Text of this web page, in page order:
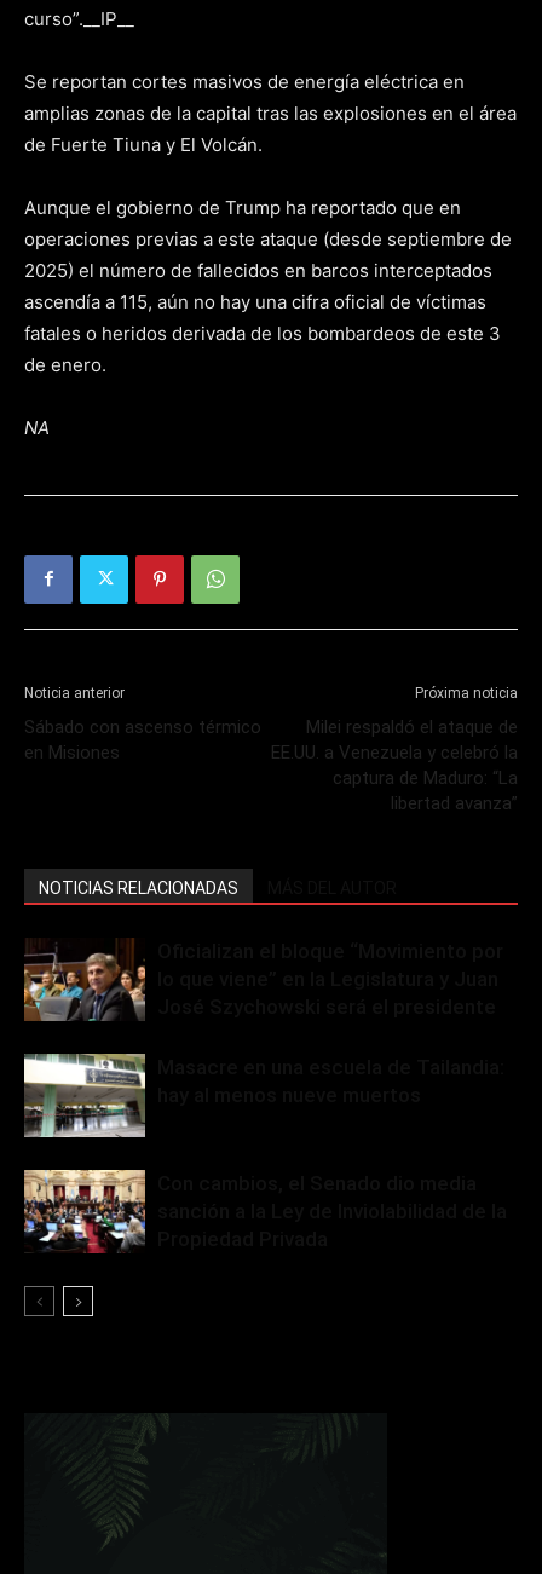
curso”. __IP__
Se reportan cortes masivos de energía eléctrica en
amplias zonas de la capital tras las explosiones en el área
de Fuerte Tiuna y El Volcán.
Aunque el gobierno de Trump ha reportado que en
operaciones previas a este ataque (desde septiembre de
2025) el número de fallecidos en barcos interceptados
ascendía a 115, aún no hay una cifra oficial de víctimas
fatales o heridos derivada de los bombardeos de este 3
de enero.
NA
Noticia anterior
Sábado con ascenso térmico
en Misiones
Próxima noticia
Milei respaldó el ataque de
EE.UU. a Venezuela y celebró la
captura de Maduro: “La
libertad avanza”
NOTICIAS RELACIONADAS